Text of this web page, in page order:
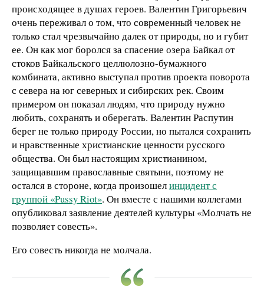
происходящее в душах героев. Валентин Григорьевич
очень переживал о том, что современный человек не
только стал чрезвычайно далек от природы, но и губит
ее. Он как мог боролся за спасение озера Байкал от
стоков Байкальского целлюлозно-бумажного
комбината, активно выступал против проекта поворота
с севера на юг северных и сибирских рек. Своим
примером он показал людям, что природу нужно
любить, сохранять и оберегать. Валентин Распутин
берег не только природу России, но пытался сохранить
и нравственные христианские ценности русского
общества. Он был настоящим христианином,
защищавшим православные святыни, поэтому не
остался в стороне, когда произошелинцидент с
группой «Pussy Riot». Он вместе с нашими коллегами
опубликовал заявление деятелей культуры «Молчать не
позволяет совесть».
Его совесть никогда не молчала.